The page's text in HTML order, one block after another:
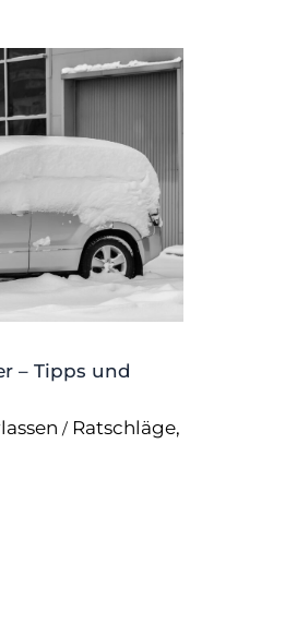
– Tipps und
/ Ratschläge,